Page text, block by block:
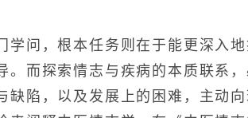
问，根本任务则在于能更深入地
而探索情志与疾病的本质联系
陷，以及发展上的困难，主动